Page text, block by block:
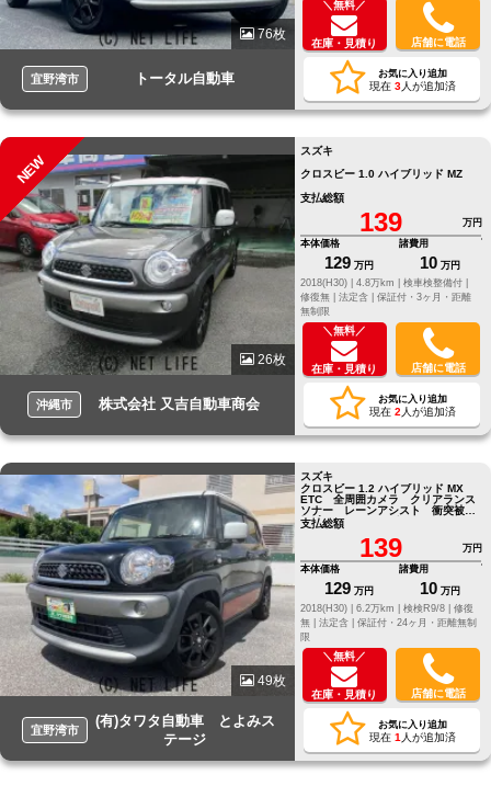
76枚
宜野湾市 トータル自動車
＼無料／
在庫・見積り 店舗に電話
お気に入り追加
現在 3人が追加済
NEW
26枚
沖縄市 株式会社 又吉自動車商会
スズキ
クロスビー 1.0 ハイブリッド MZ
支払総額
139
万円
本体価格
129 万円
諸費用
10 万円
2018(H30) |
4.8万km |
検車検整備付 |
修復無 | 法定含 | 保証付・3ヶ月・距離
無制限
＼無料／
在庫・見積り 店舗に電話
お気に入り追加
現在 2 人が追加済
49枚
宜野湾市
(有)タワタ自動車 とよみス
テージ
スズキ
クロスビー 1.2 ハイブリッド MX
ETC 全周囲カメラ クリアランス
ソナー レーンアシスト 衝突被害
軽減システム ナビ TV
支払総額
139
万円
本体価格
129 万円
諸費用
10 万円
2018(H30) |
6.2万km | 検検R9/8 | 修復
無 | 法定含 | 保証付・24ヶ月・距離無制
限
＼無料／
在庫・見積り 店舗に電話
お気に入り追加
現在 1 人が追加済